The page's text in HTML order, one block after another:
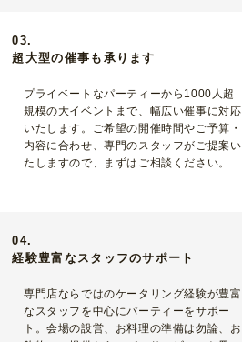
03.
超大型の催事も承ります
プライベートなパーティーから1000人超
規模の大イベントまで、幅広い催事に対応
いたします。ご希望の開催時間やご予算・
内容に合わせ、専門のスタッフがご提案い
たしますので、まずはご相談ください。
04.
経験豊富なスタッフのサポート
専門店ならではのケータリング経験が豊富
なスタッフを中心にパーティーをサポー
ト。会場の設営、お料理の準備は勿論、お